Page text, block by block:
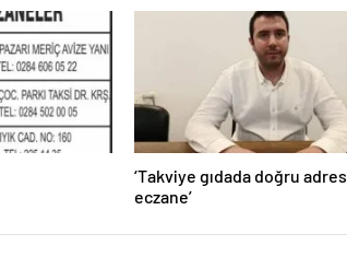
‘Takviye gıdada doğru adres
eczane’